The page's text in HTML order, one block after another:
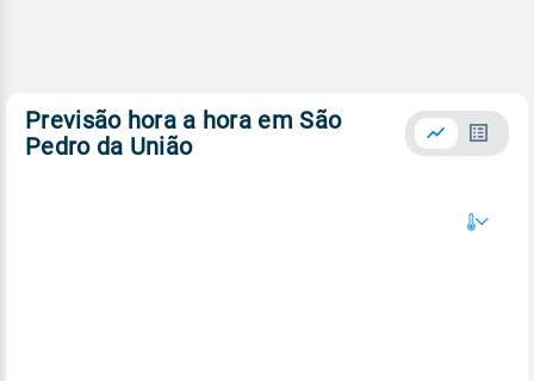
Previsão hora a hora em São
Pedro da União